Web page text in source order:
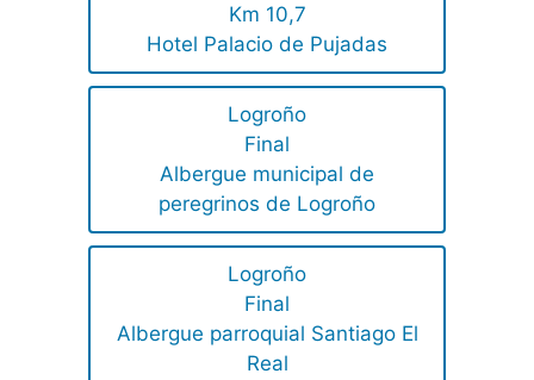
Km 10,7
Hotel Palacio de Pujadas
Logroño
Final
Albergue municipal de
peregrinos de Logroño
Logroño
Final
Albergue parroquial Santiago El
Real